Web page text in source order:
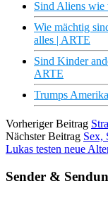
Sind Aliens wie
Wie mächtig
alles | ARTE
Sind Kinder
ARTE
Trumps
Vorheriger Beitrag
Nächster Beitrag Sex,
Lukas testen neue
Sender &